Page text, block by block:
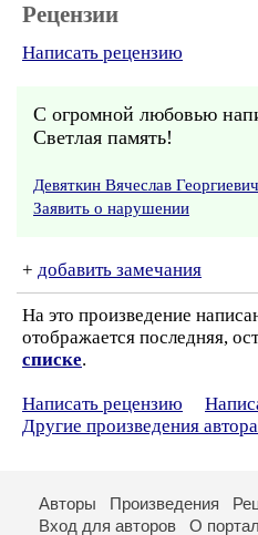
Рецензии
Написать рецензию
С огромной любовью
Светлая память!
Девяткин Вячеслав Георгиевич
Заявить о нарушении
+ добавить замечания
На это произведение
отображается последняя,
списке.
Написать рецензию
Другие произведения
Авторы Произведения
Вход для авторов
О